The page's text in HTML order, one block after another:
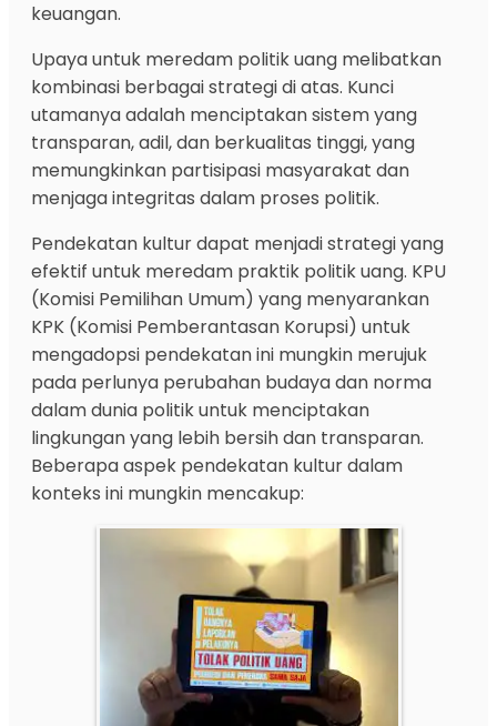
keuangan.
Upaya untuk meredam politik uang melibatkan
kombinasi berbagai strategi di atas. Kunci
utamanya adalah menciptakan sistem yang
transparan, adil, dan berkualitas tinggi, yang
memungkinkan partisipasi masyarakat dan
menjaga integritas dalam proses politik.
Pendekatan kultur dapat menjadi strategi yang
efektif untuk meredam praktik politik uang. KPU
(Komisi Pemilihan Umum) yang menyarankan
KPK (Komisi Pemberantasan Korupsi) untuk
mengadopsi pendekatan ini mungkin merujuk
pada perlunya perubahan budaya dan norma
dalam dunia politik untuk menciptakan
lingkungan yang lebih bersih dan transparan.
Beberapa aspek pendekatan kultur dalam
konteks ini mungkin mencakup: